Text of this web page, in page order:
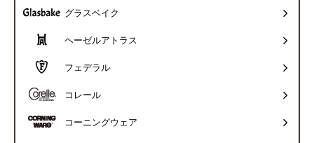
グラスベイク
ヘーゼルアトラス
フェデラル
コレール
コーニングウェア